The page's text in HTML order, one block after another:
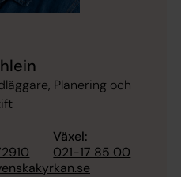
Planering och
Växel:
021-17 85 00